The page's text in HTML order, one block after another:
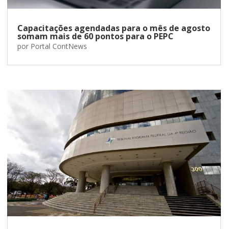
Capacitações agendadas para o mês de agosto
somam mais de 60 pontos para o PEPC
por Portal ContNews